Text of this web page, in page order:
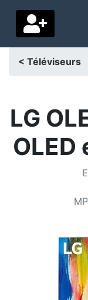
Pays de
Accueil
Contactez-
Conditions
Catégories
< Téléviseurs
LG
OLED